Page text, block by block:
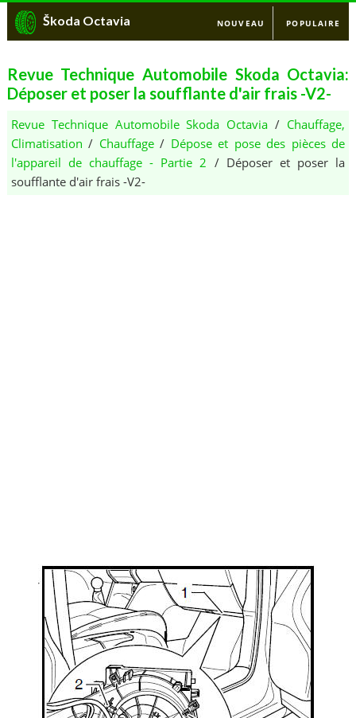
Škoda Octavia NOUVEAU POPULAIRE
Revue Technique Automobile Skoda Octavia:
Déposer et poser la soufflante d'air frais -V2-
Revue Technique Automobile Skoda Octavia / Chauffage,
Climatisation / Chauffage/ Dépose et pose des pièces de
l'appareil de chauffage - Partie 2 / Déposer et poser la
soufflante d'air frais -V2-